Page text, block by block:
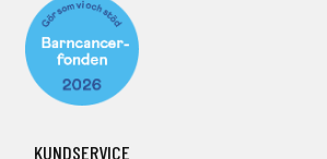
KUNDSERVICE